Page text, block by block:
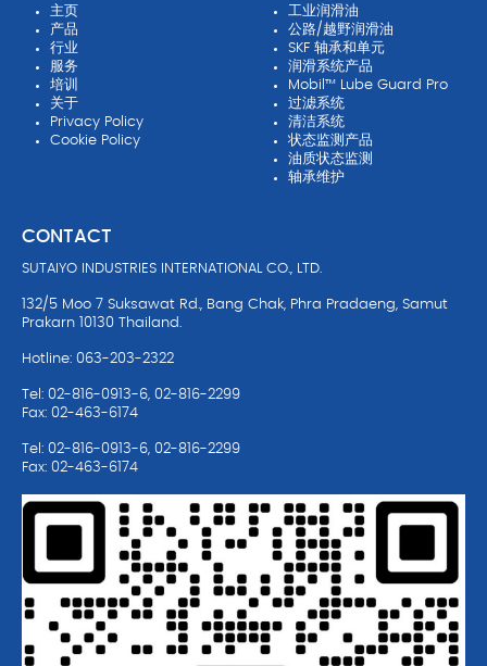
主页
产品
行业
服务
培训
关于
Privacy Policy
Cookie Policy
工业润滑油
公路/越野润滑油
SKF 轴承和单元
润滑系统产品
Mobil™ Lube Guard Pro
过滤系统
清洁系统
状态监测产品
油质状态监测
轴承维护
CONTACT
SUTAIYO INDUSTRIES INTERNATIONAL CO., LTD.
132/5 Moo 7 Suksawat Rd., Bang Chak, Phra Pradaeng, Samut
Prakarn 10130 Thailand.
Hotline: 063-203-2322
Tel: 02-816-0913-6, 02-816-2299
Fax: 02-463-6174
Tel: 02-816-0913-6, 02-816-2299
Fax: 02-463-6174